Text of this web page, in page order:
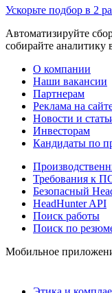
Ускорьте подбор в 2
Автоматизируйте
собирайте аналитику
О компании
Наши вакансии
Партнерам
Реклама на
Новости и
Инвесторам
Кандидаты по
Требования к
Безопасный
HeadHunter API
Поиск работы
Поиск по
Мобильное